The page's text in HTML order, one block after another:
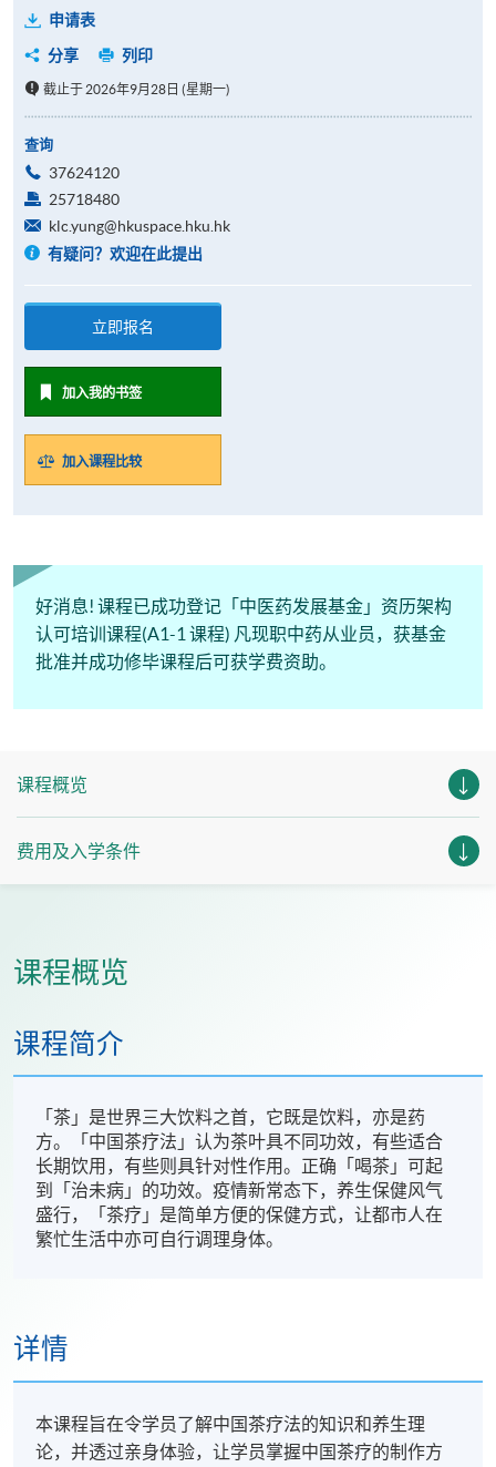
申请表
分享
列印
截止于 2026年9月28日 (星期一)
查询
37624120
25718480
klc.yung@hkuspace.hku.hk
有疑问？欢迎在此提出
立即报名
加入我的书签
加入课程比较
好消息! 课程已成功登记「中医药发展基金」资历架构
认可培训课程(A1-1 课程) 凡现职中药从业员，获基金
批准并成功修毕课程后可获学费资助。
课程概览
费用及入学条件
课程概览
课程简介
「茶」是世界三大饮料之首，它既是饮料，亦是药
方。「中国茶疗法」认为茶叶具不同功效，有些适合
长期饮用，有些则具针对性作用。正确「喝茶」可起
到「治未病」的功效。疫情新常态下，养生保健风气
盛行，「茶疗」是简单方便的保健方式，让都市人在
繁忙生活中亦可自行调理身体。
详情
本课程旨在令学员了解中国茶疗法的知识和养生理
论，并透过亲身体验，让学员掌握中国茶疗的制作方